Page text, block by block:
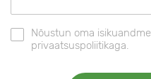
Nõustun oma
privaatsuspoliitikaga.